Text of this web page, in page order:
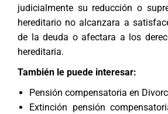
judicialmente su reducción o
hereditario no alcanzara a
de la deuda o afectara a los
hereditaria.
También le puede interesar:
Pensión compensatoria en
Extinción pensión